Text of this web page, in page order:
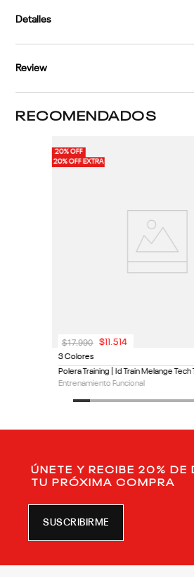
Detalles
Review
RECOMENDADOS
20% OFF
20% OFF EXTRA
3 Colores
Polera Training | Id Train Melange
Entrenamiento Funcional
$17.990 $11.514
ÚNETE Y RECIBE 20% DE
TU PRÓXIMA COMPRA
SUSCRIBIRME